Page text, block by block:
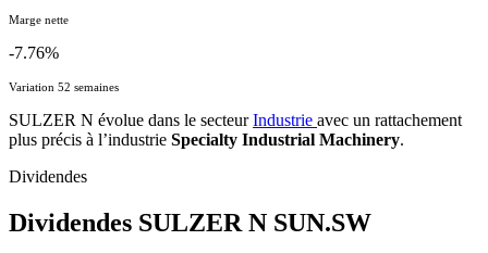
Marge nette
-7.76%
Variation 52 semaines
SULZER N évolue dans le secteurIndustrie avec un rattachement
plus précis à l’industrie Specialty Industrial Machinery.
Dividendes
Dividendes SULZER N SUN.SW